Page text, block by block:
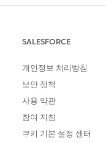
의 설정:
터 처리 엔진은 연구를 수
만 개를 초과할 경우 데이
이 좋습니다. 더 많은 레코
SALESFORCE
개인정보 처리방침
보안 정책
사용 약관
참여 지침
쿠키 기본 설정 센터